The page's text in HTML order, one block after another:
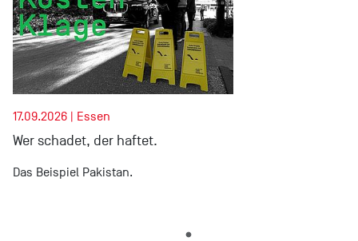
17.09.2026 | Essen
Wer schadet, der haftet.
Das Beispiel Pakistan.